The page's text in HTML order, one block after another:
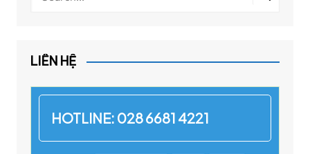
LIÊN HỆ
HOTLINE: 028 6681 4221